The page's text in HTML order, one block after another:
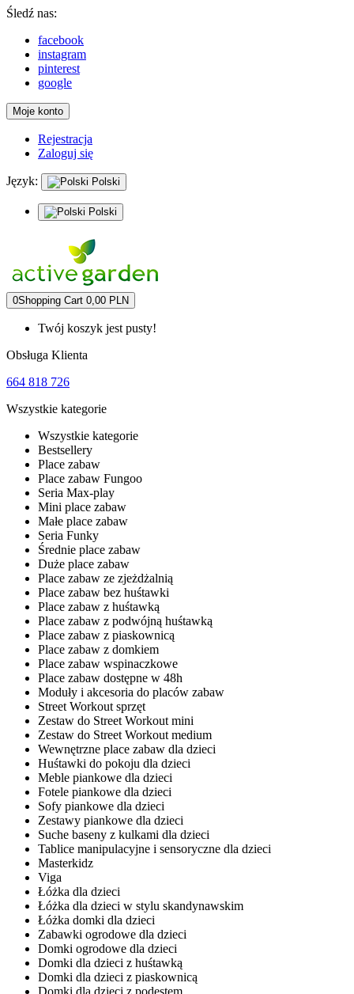
Śledź nas:
facebook
instagram
pinterest
google
Moje konto
Rejestracja
Zaloguj się
Język: Polski
Polski
0Shopping Cart 0,00 PLN
Twój koszyk jest pusty!
Obsługa Klienta
664 818 726
Wszystkie kategorie
Wszystkie kategorie
Bestsellery
Place zabaw
Place zabaw Fungoo
Seria Max-play
Mini place zabaw
Małe place zabaw
Seria Funky
Średnie place zabaw
Duże place zabaw
Place zabaw ze zjeżdżalnią
Place zabaw bez huśtawki
Place zabaw z huśtawką
Place zabaw z podwójną huśtawką
Place zabaw z piaskownicą
Place zabaw z domkiem
Place zabaw wspinaczkowe
Place zabaw dostępne w 48h
Moduły i akcesoria do placów zabaw
Street Workout sprzęt
Zestaw do Street Workout mini
Zestaw do Street Workout medium
Wewnętrzne place zabaw dla dzieci
Huśtawki do pokoju dla dzieci
Meble piankowe dla dzieci
Fotele piankowe dla dzieci
Sofy piankowe dla dzieci
Zestawy piankowe dla dzieci
Suche baseny z kulkami dla dzieci
Tablice manipulacyjne i sensoryczne dla dzieci
Masterkidz
Viga
Łóżka dla dzieci
Łóżka dla dzieci w stylu skandynawskim
Łóżka domki dla dzieci
Zabawki ogrodowe dla dzieci
Domki ogrodowe dla dzieci
Domki dla dzieci z huśtawką
Domki dla dzieci z piaskownicą
Domki dla dzieci z podestem